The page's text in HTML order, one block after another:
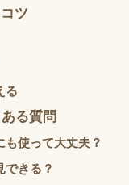
ツ
る
る質問
使って大丈夫？
できる？